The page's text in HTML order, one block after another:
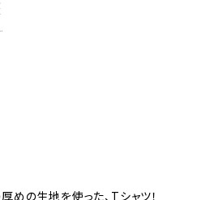
めの生地を使った、Tシャツ！